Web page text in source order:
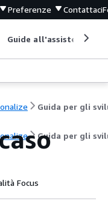
Preferenze Contattaci
Guide all'assistenza
Guida per gli
Focus